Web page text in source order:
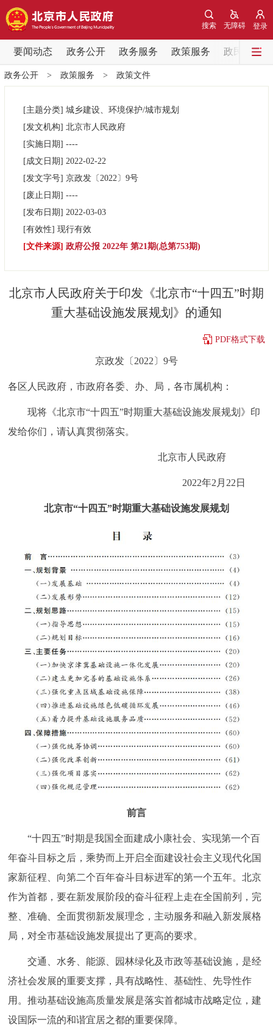
登录
无障碍
搜索
要闻动态 政务公开 政务服务 政策服务 政民互动
要闻动态
党中央精神 国务院信息
北京要闻 会议信息
政务公开
市领导
政策兑现 政策解读
决策公开 专题公开
政务服务
便民服务 利企服务 投资项目
我要建议
走进北京
北京概况 十六区概览 人文北京
绿色北京
多语种
ENGLISH 한국어 日本語
DEUTSCH FRANÇAIS РУССКИЙ ЯЗЫК
ESPAÑOL PORTUGUÊS
ITALIANO
回到顶部
政务公开> 政策服务 > 政策文件
[主题分类] 城乡建设、环境保护/城市规划
[发文机构] 北京市人民政府
[实施日期] ----
[成文日期] 2022-02-22
[发文字号] 京政发〔2022〕 9号
[废止日期] ----
[发布日期] 2022-03-03
[有效性] 现行有效
[文件来源] 政府公报 2022年 第21期(总第753期)
北京市人民政府关于印发《北京市“十四五”时期
重大基础设施发展规划》的通知
PDF格式下载
京政发〔2022〕9号
各区人民政府，市政府各委、办、局，各市属机构：
现将《北京市“十四五”时期重大基础设施发展规划》印
发给你们，请认真贯彻落实。
北京市人民政府
2022年2月22日
北京市“十四五”时期重大基础设施发展规划
前言
“十四五”时期是我国全面建成小康社会、实现第一个百
年奋斗目标之后，乘势而上开启全面建设社会主义现代化国
家新征程、向第二个百年奋斗目标进军的第一个五年。北京
作为首都，要在新发展阶段的奋斗征程上走在全国前列，完
整、准确、全面贯彻新发展理念，主动服务和融入新发展格
局，对全市基础设施发展提出了更高的要求。
交通、水务、能源、园林绿化及市政等基础设施，是经
济社会发展的重要支撑，具有战略性、基础性、先导性作
用。推动基础设施高质量发展是落实首都城市战略定位，建
设国际一流的和谐宜居之都的重要保障。